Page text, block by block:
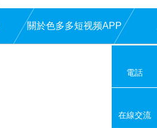
關於色多多短视频APP
電話
在線交流